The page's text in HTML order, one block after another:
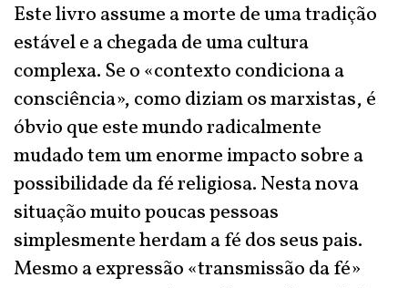
Este livro assume a morte de uma tradição
estável e a chegada de uma cultura
complexa. Se o «contexto condiciona a
consciência», como diziam os marxistas, é
óbvio que este mundo radicalmente
mudado tem um enorme impacto sobre a
possibilidade da fé religiosa. Nesta nova
situação muito poucas pessoas
simplesmente herdam a fé dos seus pais.
Mesmo a expressão «transmissão da fé»